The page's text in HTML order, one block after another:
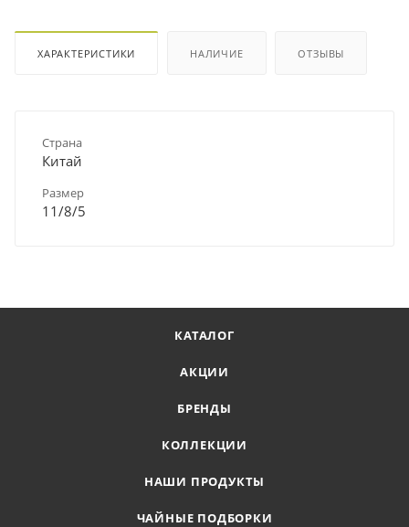
ХАРАКТЕРИСТИКИ НАЛИЧИЕ ОТЗЫВЫ
Страна
Китай
Размер
11/8/5
КАТАЛОГ
АКЦИИ
БРЕНДЫ
КОЛЛЕКЦИИ
НАШИ ПРОДУКТЫ
ЧАЙНЫЕ ПОДБОРКИ